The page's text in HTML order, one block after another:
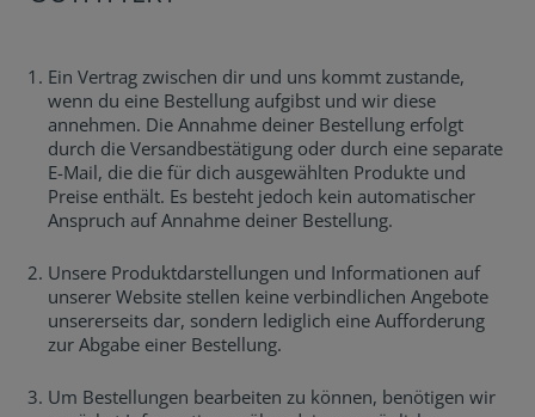
Ein Vertrag zwischen dir und uns kommt zustande,
wenn du eine Bestellung aufgibst und wir diese
annehmen. Die Annahme deiner Bestellung erfolgt
durch die Versandbestätigung oder durch eine separate
E-Mail, die die für dich ausgewählten Produkte und
Preise enthält. Es besteht jedoch kein automatischer
Anspruch auf Annahme deiner Bestellung.
Unsere Produktdarstellungen und Informationen auf
unserer Website stellen keine verbindlichen Angebote
unsererseits dar, sondern lediglich eine Aufforderung
zur Abgabe einer Bestellung.
Um Bestellungen bearbeiten zu können, benötigen wir